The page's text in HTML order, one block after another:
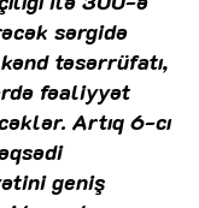
sərgidə
təsərrüfatı,
fəaliyyət
Artıq 6-cı
geniş